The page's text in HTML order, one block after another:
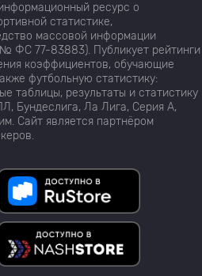
ресурс о
статистике,
массовой информации
ФС 77-83883). Публикует рейтинги
коэффициентов, обучающие
футбольную статистику:
таблицы, результаты и статистику
Бундеслига, Ла Лига, Серия А,
Сайт является партнёром